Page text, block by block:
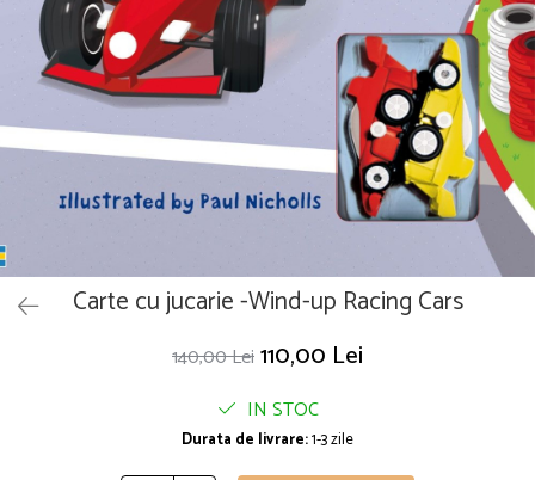
Puzzle
Seturi carti Usborne
Carte cu jucarie -Wind-up Racing Cars
140,00 Lei110,00 Lei
IN STOC
Durata de livrare:1-3 zile